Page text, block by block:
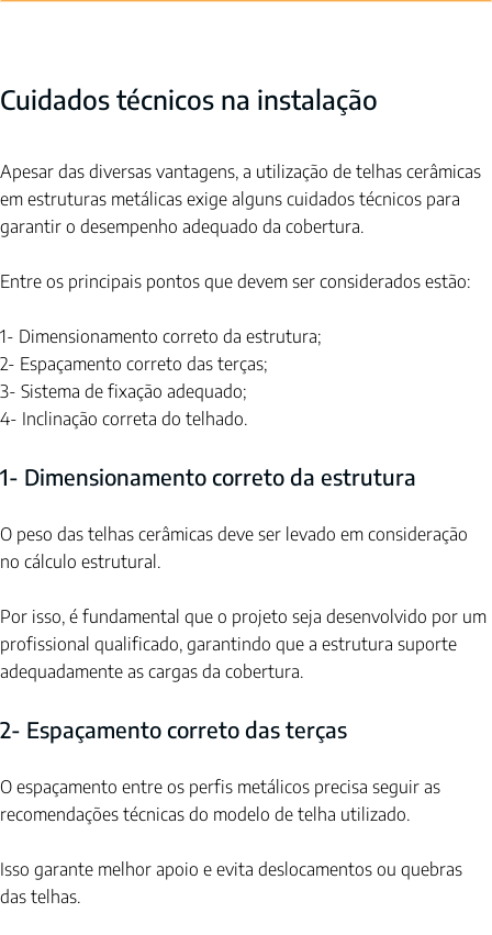
Cuidados técnicos na instalação
Apesar das diversas vantagens, a utilização de telhas cerâmicas
em estruturas metálicas exige alguns cuidados técnicos para
garantir o desempenho adequado da cobertura.
Entre os principais pontos que devem ser considerados estão:
1- Dimensionamento correto da estrutura;
2- Espaçamento correto das terças;
3- Sistema de fixação adequado;
4- Inclinação correta do telhado.
1- Dimensionamento correto da estrutura
O peso das telhas cerâmicas deve ser levado em consideração
no cálculo estrutural.
Por isso, é fundamental que o projeto seja desenvolvido por um
profissional qualificado, garantindo que a estrutura suporte
adequadamente as cargas da cobertura.
2- Espaçamento correto das terças
O espaçamento entre os perfis metálicos precisa seguir as
recomendações técnicas do modelo de telha utilizado.
Isso garante melhor apoio e evita deslocamentos ou quebras
das telhas.